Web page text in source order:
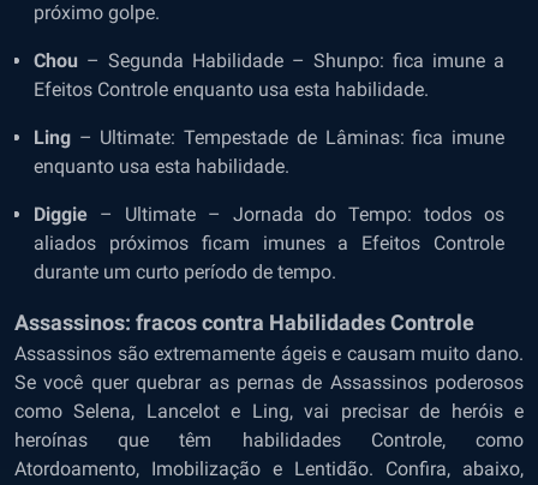
próximo golpe.
Chou – Segunda Habilidade – Shunpo: fica imune a
Efeitos Controle enquanto usa esta habilidade.
Ling – Ultimate: Tempestade de Lâminas: fica imune
enquanto usa esta habilidade.
Diggie – Ultimate – Jornada do Tempo: todos os
aliados próximos ficam imunes a Efeitos Controle
durante um curto período de tempo.
Assassinos: fracos contra Habilidades Controle
Assassinos são extremamente ágeis e causam muito dano.
Se você quer quebrar as pernas de Assassinos poderosos
como Selena, Lancelot e Ling, vai precisar de heróis e
heroínas que têm habilidades Controle, como
Atordoamento, Imobilização e Lentidão. Confira, abaixo,